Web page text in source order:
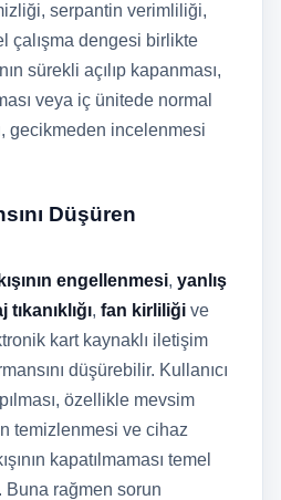
serpantin verimliliği,
çalışma dengesi birlikte
sürekli açılıp kapanması,
veya iç ünitede normal
gecikmeden incelenmesi
Düşüren
engellenmesi, yanlış
tıkanıklığı, fan kirliliği ve
kart kaynaklı iletişim
düşürebilir. Kullanıcı
özellikle mevsim
temizlenmesi ve cihaz
kapatılmaması temel
Buna rağmen sorun